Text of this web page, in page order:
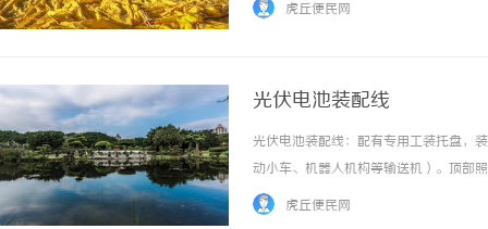
虎丘便民网
光伏电池装配线
光伏电池装配线：配有专用工装托盘，
动小车、机器人机构等输送机）。顶部
装配线：可根据客户需求定制。欢迎来
虎丘便民网